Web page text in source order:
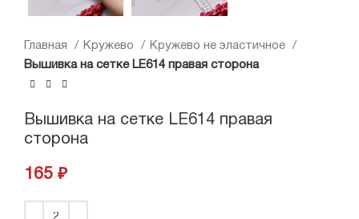
Главная Кружево
Кружево не эластичное
Вышивка на сетке LE614 правая сторона
Вышивка на сетке LE614 правая
сторона
165 ₽